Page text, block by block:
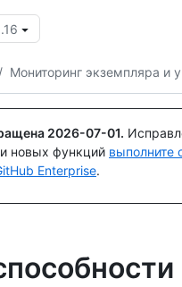
/ Мониторинг экземпляра и
2026-07-01.
новых функций выполните
Enterprise.